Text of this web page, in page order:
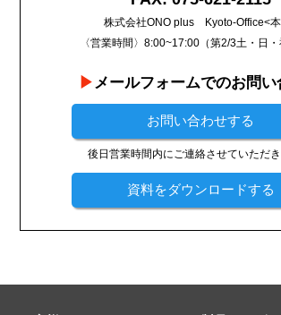
株式会社ONO plus Kyoto-Office<
〈営業時間〉8:00~17:00（第2/3土・日・
メールフォームでのお問い
お問い合わせする
後日営業時間内にご連絡させていただき
資料をダウンロードする